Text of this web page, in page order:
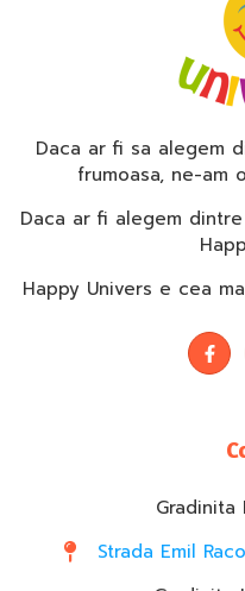
Daca ar fi sa alegem
frumoasa, ne-am
Daca ar fi alegem
Happy Univers e cea
Gradinita
Strada Emil